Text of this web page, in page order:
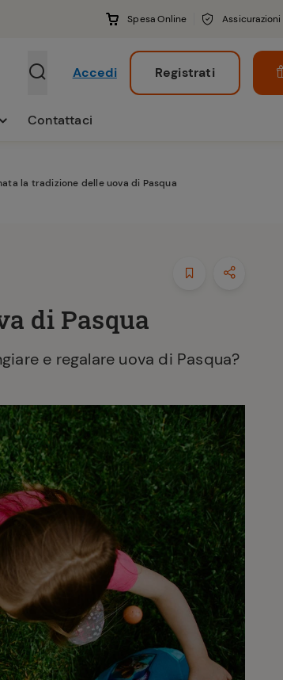
Spesa Online Assicurazioni
Accedi Registrati
Contattaci
la tradizione delle uova di Pasqua
di Pasqua
e regalare uova di Pasqua?